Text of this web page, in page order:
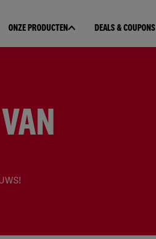
ONZE PRODUCTEN DEALS & COUPONS